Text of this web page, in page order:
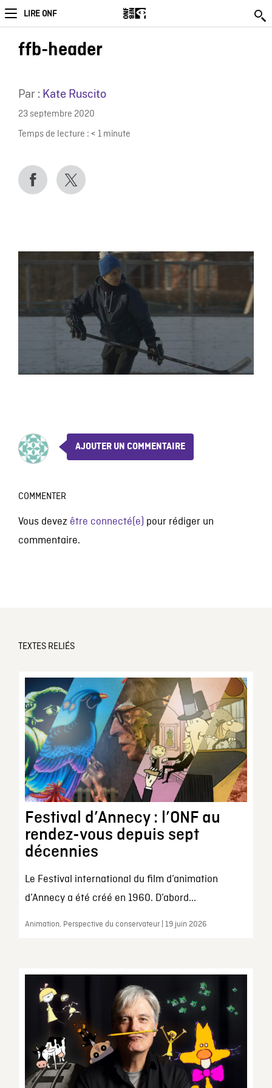
LIRE ONF
ffb-header
Par : Kate Ruscito
23 septembre 2020
Temps de lecture : < 1 minute
AJOUTER UN COMMENTAIRE
COMMENTER
Vous devez être connecté(e) pour rédiger un
commentaire.
TEXTES RELIÉS
Festival d’Annecy : l’ONF au
rendez-vous depuis sept
décennies
Le Festival international du film d’animation
d’Annecy a été créé en 1960. D’abord...
Animation, Perspective du conservateur | 19 juin 2026